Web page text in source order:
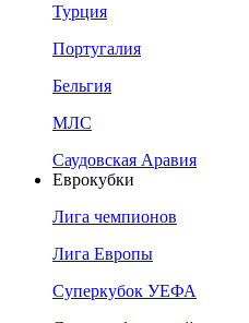
Турция
Португалия
Бельгия
МЛС
Саудовская Аравия
Еврокубки
Лига чемпионов
Лига Европы
Суперкубок УЕФА